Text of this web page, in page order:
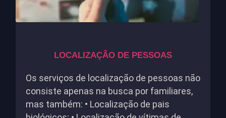
LOCALIZAÇÃO DE PESSOAS
Os serviços de localização de pessoas não
consiste apenas na busca por familiares,
mas também: • Localização de pais